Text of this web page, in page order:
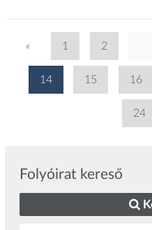
« 1 2
14 15 16
24
Folyóirat kereső